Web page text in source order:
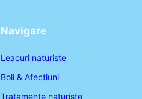
Navigare
Leacuri naturiste
Boli & Afectiuni
Tratamente naturiste